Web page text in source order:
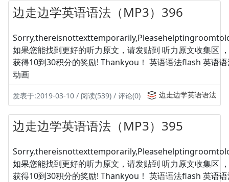
边走边学英语语法（MP3）396
如果您能找到更好的听力原文，请发贴到 听力原文收集区
获得10到30积分的奖励! Thankyou！ 英语语法flash 英语
动画
发表于:2019-03-10 / 阅读(539) / 评论(0) 边走边学英语语法
边走边学英语语法（MP3）395
如果您能找到更好的听力原文，请发贴到 听力原文收集区
获得10到30积分的奖励! Thankyou！ 英语语法flash 英语